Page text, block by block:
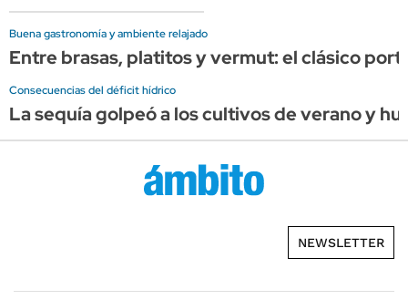
Buena gastronomía y ambiente relajado
Entre brasas, platitos y vermut: el clásico
Consecuencias del déficit hídrico
La sequía golpeó a los cultivos de verano y
NEWSLETTER